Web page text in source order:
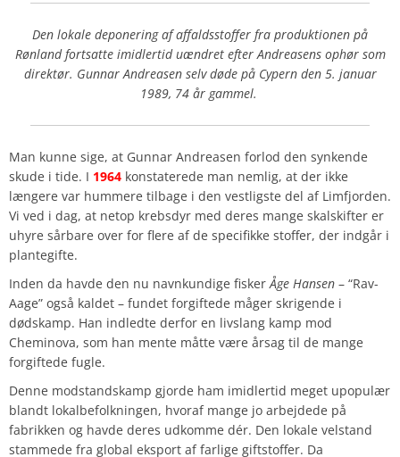
Den lokale deponering af affaldsstoffer fra produktionen på
Rønland fortsatte imidlertid uændret efter Andreasens ophør som
direktør. Gunnar Andreasen selv døde på Cypern den 5. januar
1989, 74 år gammel.
Man kunne sige, at Gunnar Andreasen forlod den synkende
skude i tide. I 1964 konstaterede man nemlig, at der ikke
længere var hummere tilbage i den vestligste del af Limfjorden.
Vi ved i dag, at netop krebsdyr med deres mange skalskifter er
uhyre sårbare over for flere af de specifikke stoffer, der indgår i
plantegifte.
Inden da havde den nu navnkundige fiskerÅge Hansen – “Rav-
Aage” også kaldet – fundet forgiftede måger skrigende i
dødskamp. Han indledte derfor en livslang kamp mod
Cheminova, som han mente måtte være årsag til de mange
forgiftede fugle.
Denne modstandskamp gjorde ham imidlertid meget upopulær
blandt lokalbefolkningen, hvoraf mange jo arbejdede på
fabrikken og havde deres udkomme dér. Den lokale velstand
stammede fra global eksport af farlige giftstoffer. Da